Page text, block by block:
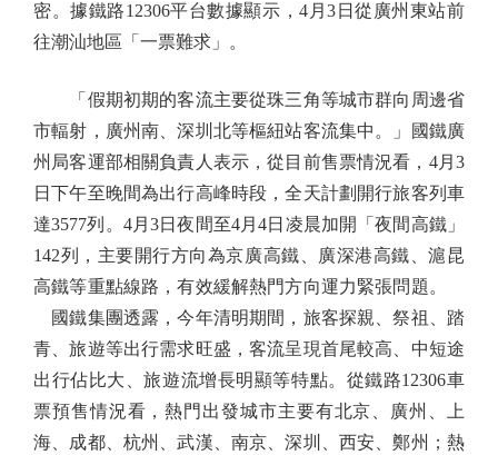
密。據鐵路12306平台數據顯示，4月3日從廣州東站前
往潮汕地區「一票難求」。
「假期初期的客流主要從珠三角等城市群向周邊省
市輻射，廣州南、深圳北等樞紐站客流集中。」國鐵廣
州局客運部相關負責人表示，從目前售票情況看，4月3
日下午至晚間為出行高峰時段，全天計劃開行旅客列車
達3577列。4月3日夜間至4月4日凌晨加開「夜間高鐵」
142列，主要開行方向為京廣高鐵、廣深港高鐵、滬昆
高鐵等重點線路，有效緩解熱門方向運力緊張問題。
國鐵集團透露，今年清明期間，旅客探親、祭祖、踏
青、旅遊等出行需求旺盛，客流呈現首尾較高、中短途
出行佔比大、旅遊流增長明顯等特點。從鐵路12306車
票預售情況看，熱門出發城市主要有北京、廣州、上
海、成都、杭州、武漢、南京、深圳、西安、鄭州；熱